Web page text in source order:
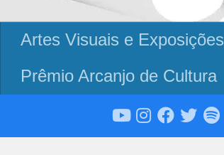
Artes Visuais e Exposições
Prêmio Arcanjo de Cultura